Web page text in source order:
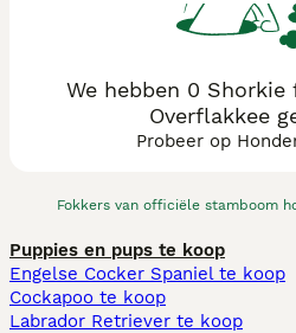
Fokkers van officiële stamboom
We hebben 0 Shorkie
Overflakkee
Probeer op
Puppies en pups te koop
Engelse Cocker Spaniel te koop
Cockapoo te koop
Labrador Retriever te koop